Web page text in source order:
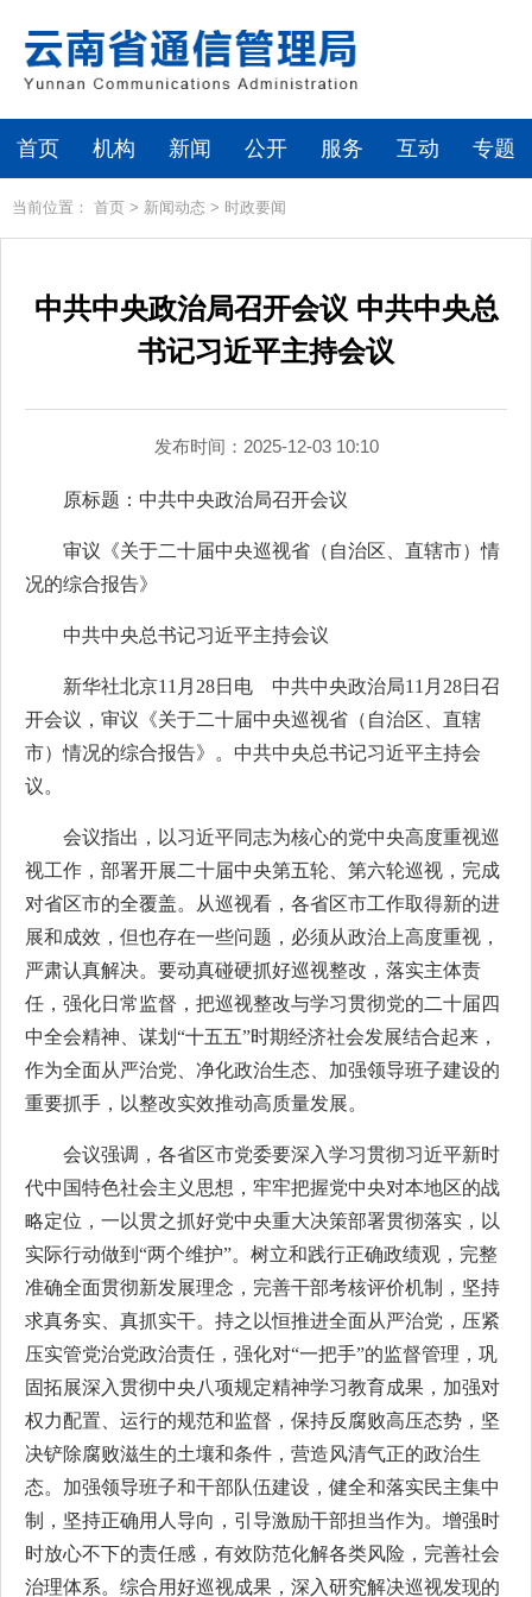
首页 机构 新闻 公开 服务 互动 专题
当前位置： 首页 > 新闻动态 > 时政要闻
中共中央政治局召开会议 中共中央总
书记习近平主持会议
发布时间：2025-12-03 10:10
原标题：中共中央政治局召开会议
审议《关于二十届中央巡视省（自治区、直辖市）情
况的综合报告》
中共中央总书记习近平主持会议
新华社北京11月28日电 中共中央政治局11月28日召
开会议，审议《关于二十届中央巡视省（自治区、直辖
市）情况的综合报告》。中共中央总书记习近平主持会
议。
会议指出，以习近平同志为核心的党中央高度重视巡
视工作，部署开展二十届中央第五轮、第六轮巡视，完成
对省区市的全覆盖。从巡视看，各省区市工作取得新的进
展和成效，但也存在一些问题，必须从政治上高度重视，
严肃认真解决。要动真碰硬抓好巡视整改，落实主体责
任，强化日常监督，把巡视整改与学习贯彻党的二十届四
中全会精神、谋划“十五五”时期经济社会发展结合起来，
作为全面从严治党、净化政治生态、加强领导班子建设的
重要抓手，以整改实效推动高质量发展。
会议强调，各省区市党委要深入学习贯彻习近平新时
代中国特色社会主义思想，牢牢把握党中央对本地区的战
略定位，一以贯之抓好党中央重大决策部署贯彻落实，以
实际行动做到“两个维护”。树立和践行正确政绩观，完整
准确全面贯彻新发展理念，完善干部考核评价机制，坚持
求真务实、真抓实干。持之以恒推进全面从严治党，压紧
压实管党治党政治责任，强化对“一把手”的监督管理，巩
固拓展深入贯彻中央八项规定精神学习教育成果，加强对
权力配置、运行的规范和监督，保持反腐败高压态势，坚
决铲除腐败滋生的土壤和条件，营造风清气正的政治生
态。加强领导班子和干部队伍建设，健全和落实民主集中
制，坚持正确用人导向，引导激励干部担当作为。增强时
时放心不下的责任感，有效防范化解各类风险，完善社会
治理体系。综合用好巡视成果，深入研究解决巡视发现的